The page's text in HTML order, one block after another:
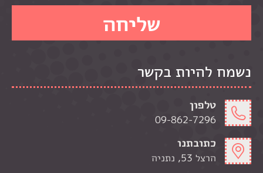
נשמח להיות בקשר
טלפון
09-862-7296
כתובתנו
הרצל 53, נתניה